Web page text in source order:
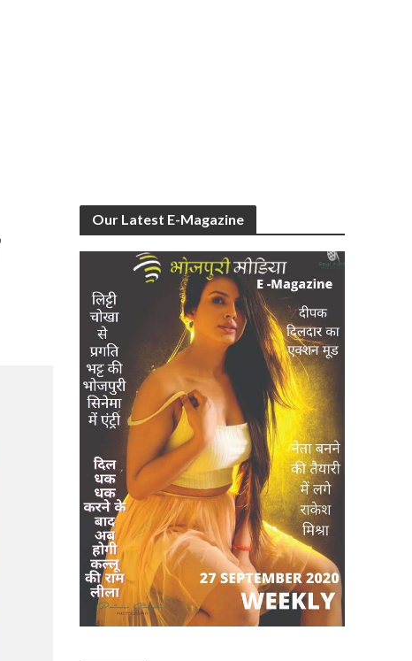
Our Latest E-Magazine